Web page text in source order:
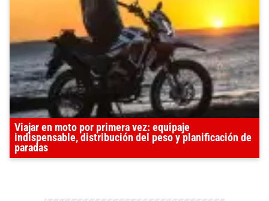
Viajar en moto por primera vez: equipaje
indispensable, distribución del peso y planificación de
paradas